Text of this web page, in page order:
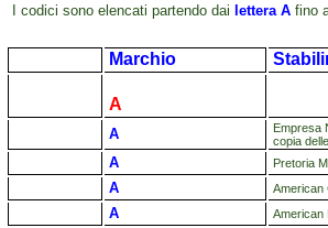
I codici sono elencati partendo dai lettera A fino
Marchio
A
A
Empresa
copia
A Pretoria
A American
A American